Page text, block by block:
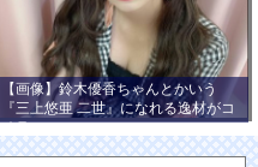
【画像】鈴木優香ちゃんとかいう
『三上悠亜 二世』になれる逸材がコ
チラ